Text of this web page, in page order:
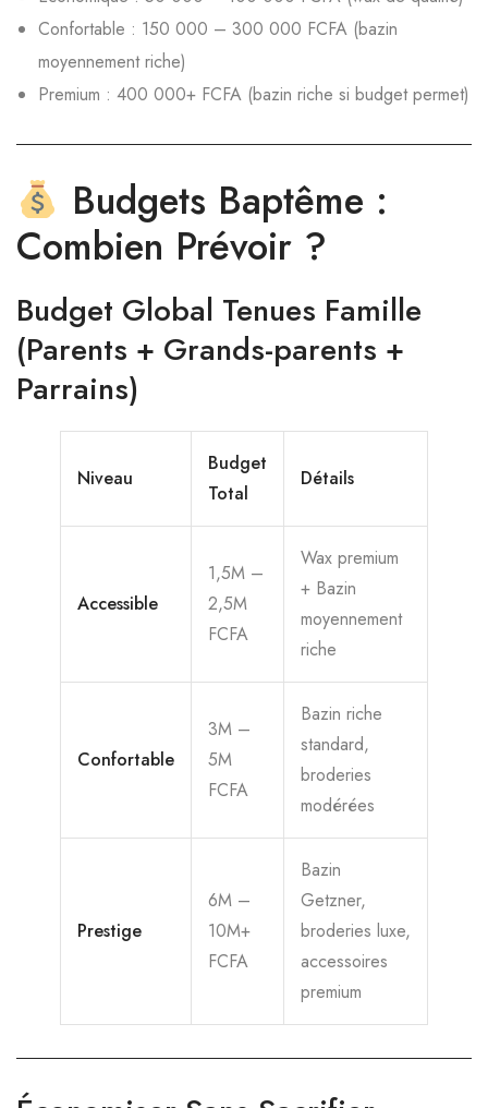
Confortable : 150 000 – 300 000 FCFA (bazin
moyennement riche)
Premium : 400 000+ FCFA (bazin riche si budget permet)
Budgets Baptême :
Combien Prévoir ?
Budget Global Tenues Famille
(Parents + Grands-parents +
Parrains)
Niveau
Budget
Total
Détails
Accessible
1,5M –
2,5M
FCFA
Wax premium
+ Bazin
moyennement
riche
Confortable
3M –
5M
FCFA
Bazin riche
standard,
broderies
modérées
Prestige
6M –
10M+
FCFA
Bazin
Getzner,
broderies luxe,
accessoires
premium